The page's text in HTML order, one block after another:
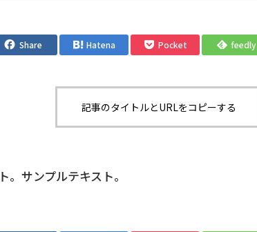
Share Hatena Pocket feedly
記事のタイトルとURLをコピーする
。サンプルテキスト。